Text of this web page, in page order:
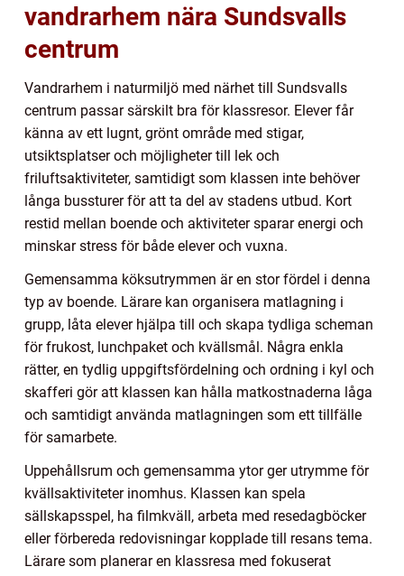
vandrarhem nära Sundsvalls
centrum
Vandrarhem i naturmiljö med närhet till Sundsvalls
centrum passar särskilt bra för klassresor. Elever får
känna av ett lugnt, grönt område med stigar,
utsiktsplatser och möjligheter till lek och
friluftsaktiviteter, samtidigt som klassen inte behöver
långa bussturer för att ta del av stadens utbud. Kort
restid mellan boende och aktiviteter sparar energi och
minskar stress för både elever och vuxna.
Gemensamma köksutrymmen är en stor fördel i denna
typ av boende. Lärare kan organisera matlagning i
grupp, låta elever hjälpa till och skapa tydliga scheman
för frukost, lunchpaket och kvällsmål. Några enkla
rätter, en tydlig uppgiftsfördelning och ordning i kyl och
skafferi gör att klassen kan hålla matkostnaderna låga
och samtidigt använda matlagningen som ett tillfälle
för samarbete.
Uppehållsrum och gemensamma ytor ger utrymme för
kvällsaktiviteter inomhus. Klassen kan spela
sällskapsspel, ha filmkväll, arbeta med resedagböcker
eller förbereda redovisningar kopplade till resans tema.
Lärare som planerar en klassresa med fokuserat